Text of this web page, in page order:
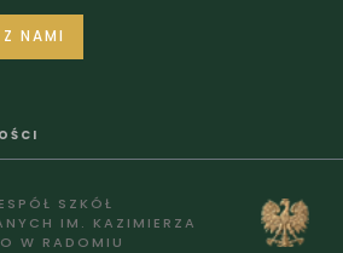
NAMI
SZKÓŁ
IM. KAZIMIERZA
W RADOMIU